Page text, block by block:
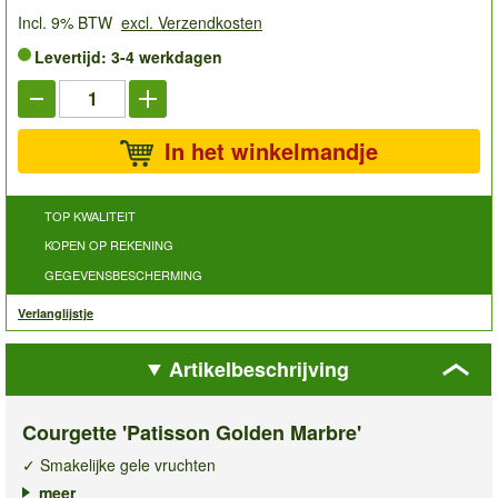
Incl. 9% BTW excl. Verzendkosten
Levertijd: 3-4 werkdagen
In het winkelmandje
TOP KWALITEIT
KOPEN OP REKENING
GEGEVENSBESCHERMING
Verlanglijstje
Artikelbeschrijving
Courgette 'Patisson Golden Marbre'
✓ Smakelijke gele vruchten
✓ Rijpt in ca. 90 dagen
meer